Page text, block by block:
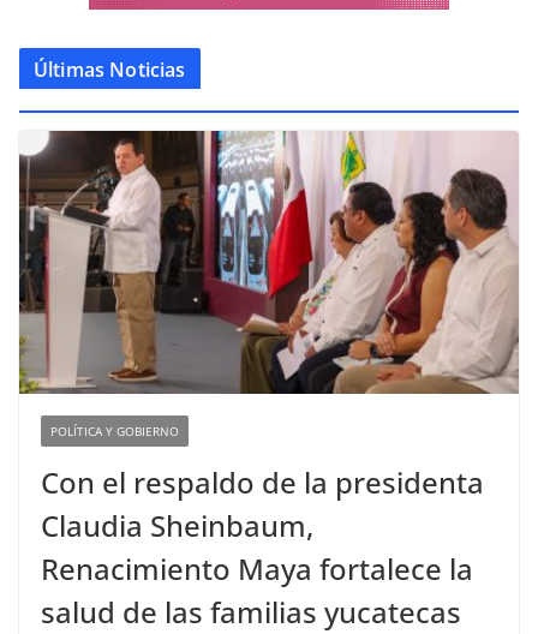
Últimas Noticias
POLÍTICA Y GOBIERNO
Con el respaldo de la presidenta
Claudia Sheinbaum,
Renacimiento Maya fortalece la
salud de las familias yucatecas